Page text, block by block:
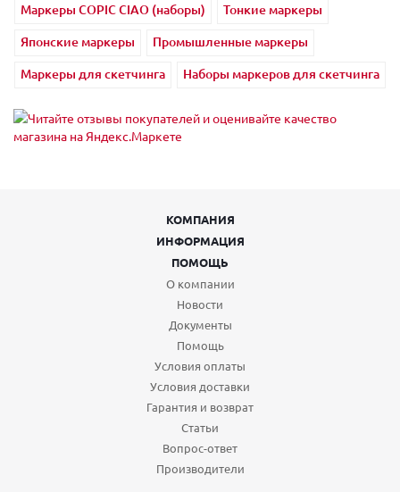
Маркеры COPIC CIAO (наборы)
Тонкие маркеры
Японские маркеры
Промышленные маркеры
Маркеры для скетчинга
Наборы маркеров для скетчинга
КОМПАНИЯ
ИНФОРМАЦИЯ
ПОМОЩЬ
О компании
Новости
Документы
Помощь
Условия оплаты
Условия доставки
Гарантия и возврат
Статьи
Вопрос-ответ
Производители